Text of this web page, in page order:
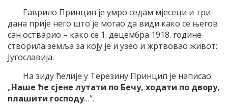
Гаврило Принцип је умро седам мјесеци и три
дана прије него што је могао да види како се његов
сан остварио – како се 1. децембра 1918. године
створила земља за коју је и узео и жртвовао живот:
Југославија.
На зиду ћелије у Терезину Принцип је написао:
„Наше ће сјене лутати по Бечу, ходати по двору,
плашити господу…“.